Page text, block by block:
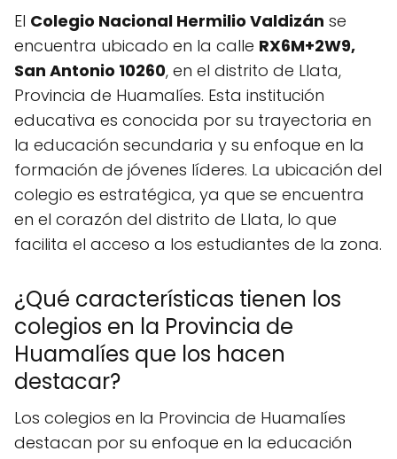
El Colegio Nacional Hermilio Valdizán se
encuentra ubicado en la calle RX6M+2W9,
San Antonio 10260, en el distrito de Llata,
Provincia de Huamalíes. Esta institución
educativa es conocida por su trayectoria en
la educación secundaria y su enfoque en la
formación de jóvenes líderes. La ubicación del
colegio es estratégica, ya que se encuentra
en el corazón del distrito de Llata, lo que
facilita el acceso a los estudiantes de la zona.
¿Qué características tienen los
colegios en la Provincia de
Huamalíes que los hacen
destacar?
Los colegios en la Provincia de Huamalíes
destacan por su enfoque en la educación